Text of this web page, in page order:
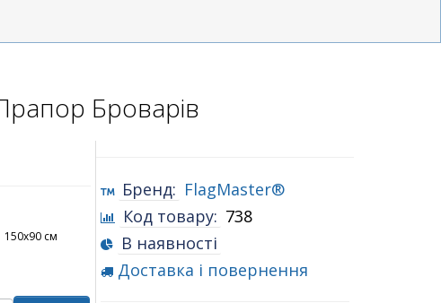
Броварів
150х90 см
Бренд: FlagMaster®
Код товару: 738
В наявності
Доставка і повернення